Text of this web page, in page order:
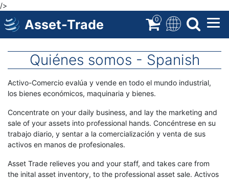
/>
zum
InhaltAsset-Trade 0
Quiénes somos - Spanish
Body
Activo-Comercio evalúa y vende en todo el mundo industrial,
los bienes económicos, maquinaria y bienes.
Concentrate on your daily business, and lay the marketing and
sale of your assets into professional hands. Concéntrese en su
trabajo diario, y sentar a la comercialización y venta de sus
activos en manos de profesionales.
Asset Trade relieves you and your staff, and takes care from
the inital asset inventory, to the professional asset sale. Activos